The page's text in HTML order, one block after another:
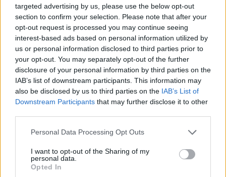
targeted advertising by us, please use the below opt-out
section to confirm your selection. Please note that after your
opt-out request is processed you may continue seeing
interest-based ads based on personal information utilized by
us or personal information disclosed to third parties prior to
your opt-out. You may separately opt-out of the further
disclosure of your personal information by third parties on the
IAB’s list of downstream participants. This information may
also be disclosed by us to third parties on the IAB’s List of
Downstream Participants that may further disclose it to other
Personal Data Processing Opt Outs
I want to opt-out of the Sharing of my
personal data.
Opted In
ΙΧΘΥΕΣ ♓
Με τον Κρόνο στο ζώδιό σου σε τετράγωνο με
τη Σελήνη, το πρώτο που μπορείς να κάνεις
είναι το να προσφέρεις βοήθεια στα ηλικιωμένα
μέλη της οικογένειάς σου, βγάζοντας κατά
κάποιο τρόπο την...Διάβασε περισσότερα
Ακολουθήστε τοnotospress.grστο Google News και
μάθετε πρώτοιόλες τις ειδήσεις
ΖΩΔΙΑ